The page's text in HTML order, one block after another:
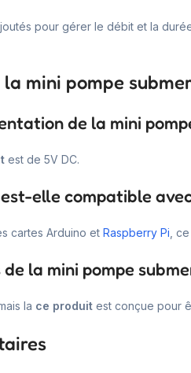
pour gérer le débit et la
mini pompe
de la mini
est de 5V DC.
elle compatible
cartes Arduino et Raspberry Pi ,
la mini pompe
la ce produit est conçue pour